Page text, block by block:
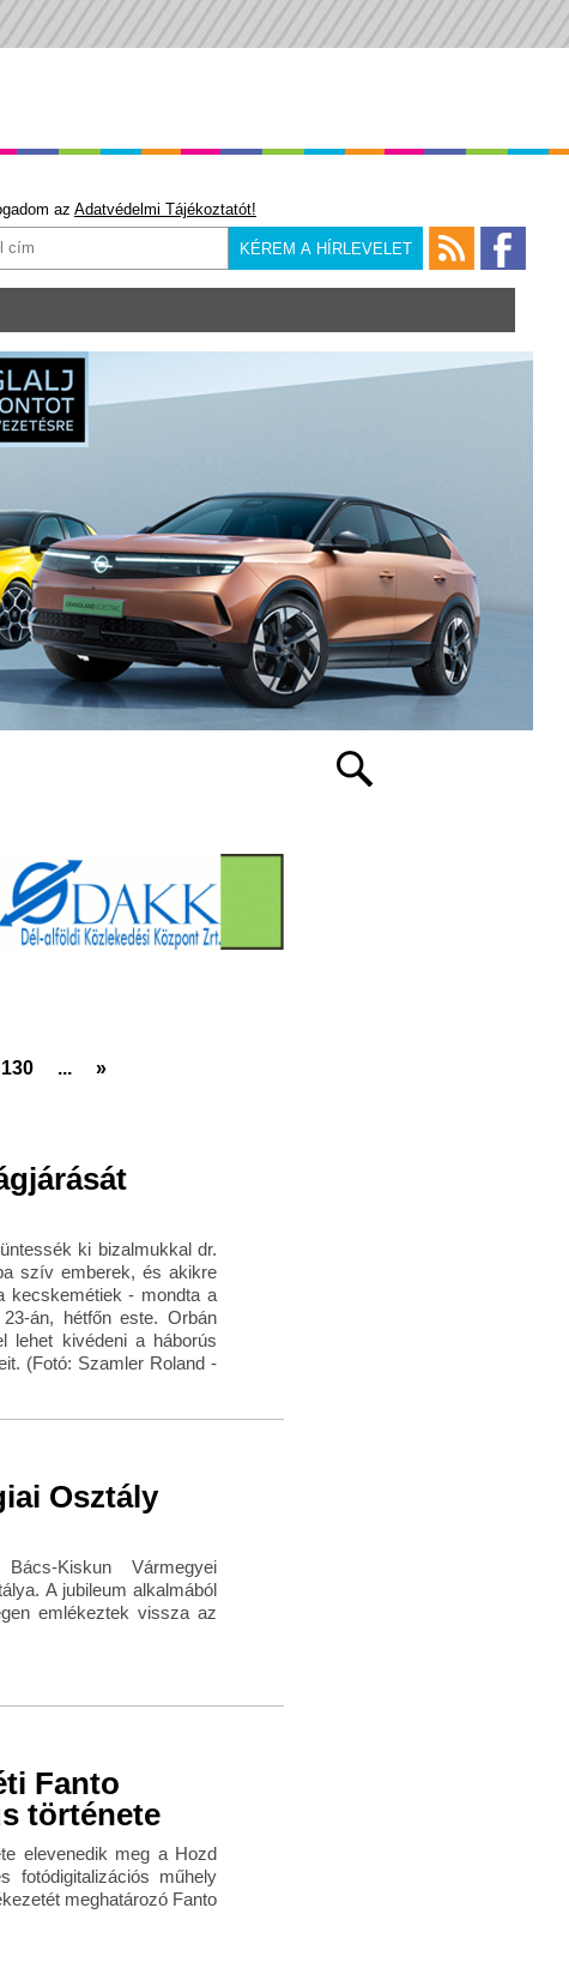
az Adatvédelmi Tájékoztatót!
130 ... »
ki bizalmukkal dr.
szív emberek, és akikre
kecskemétiek - mondta a
án, hétfőn este. Orbán
lehet kivédeni a háborús
(Fotó: Szamler Roland -
Osztály
Kiskun Vármegyei
A jubileum alkalmából
emlékeztek vissza az
Fanto
története
elevenedik meg a Hozd
fotódigitalizációs műhely
meghatározó Fanto